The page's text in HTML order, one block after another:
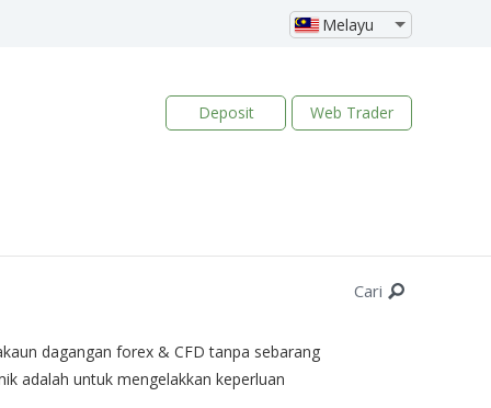
Melayu
Deposit Web Trader
Cari
dagangan forex & CFD tanpa sebarang
adalah untuk mengelakkan keperluan